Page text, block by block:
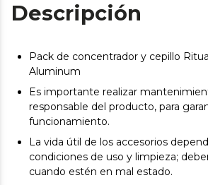
Descripción
Pack de concentrador y cepillo
Aluminum
Es importante realizar
responsable del producto, para
funcionamiento.
La vida útil de los accesorios
condiciones de uso y limpieza;
cuando estén en mal estado.